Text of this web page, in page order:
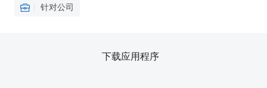
针对公司
下载应用程序